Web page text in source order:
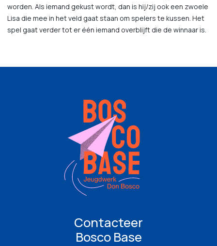
worden. Als iemand gekust wordt, dan is hij/zij ook een zwoele
Lisa die mee in het veld gaat staan om spelers te kussen. Het
spel gaat verder tot er één iemand overblijft die de winnaar is.
Contacteer
Bosco Base